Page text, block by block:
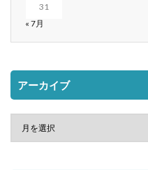
31
« 7月
アーカイブ